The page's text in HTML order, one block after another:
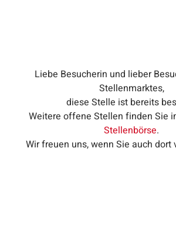
Liebe Besucherin und lieber
Stellenmarktes,
diese Stelle ist bereits
Weitere offene Stellen finden Sie
Stellenbörse.
Wir freuen uns, wenn Sie auch dort